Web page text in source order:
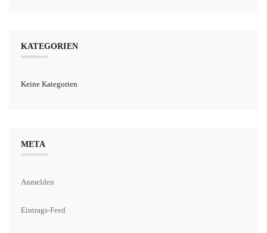
KATEGORIEN
Keine Kategorien
META
Anmelden
Eintrags-Feed